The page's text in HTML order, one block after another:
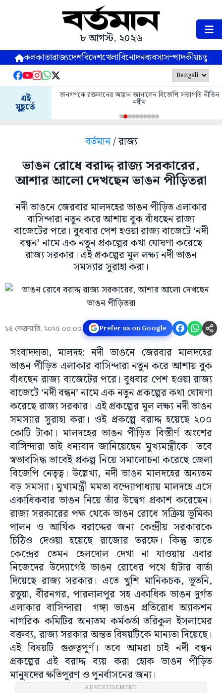
৮ আগস্ট, ২০২৬
কলকাতারাজ্যদেশবিদেশখেলাবিনোদনব্যবসাসম্পাদকীয়
এই
মুহূর্তে
জনগণকে রক্তদানের আহ্বান জানালেন বিজেপি সভাপতি নীতিন
নবীন
বর্তমান/ রাজ্য
ভাঙন রোধে বরাদ্দ রাজ্য সরকারের,
আশার আলো দেখছেন ভাঙন পীড়িতরা
নদী ভাঙনে জেরবার মালদহের ভাঙন পীড়িত এলাকার
বাসিন্দারা নতুন করে আশায় বুক বাঁধছেন রাজ্য
বাজেটের পরে। বুধবার পেশ হওয়া রাজ্য বাজেটে ‘নদী
বন্ধন’ নামে এক নতুন প্রকল্পের কথা ঘোষণা করেছে
রাজ্য সরকার। এই প্রকল্পের মূল লক্ষ্য নদী ভাঙন
সমস্যার সুরাহা করা।
১৪ ফেব্রুয়ারি, ২০২৫ ০০:০০ Prefer us on Google
সংবাদদাতা, মালদহ: নদী ভাঙনে জেরবার মালদহের
ভাঙন পীড়িত এলাকার বাসিন্দারা নতুন করে আশায় বুক
বাঁধছেন রাজ্য বাজেটের পরে। বুধবার পেশ হওয়া রাজ্য
বাজেটে ‘নদী বন্ধন’ নামে এক নতুন প্রকল্পের কথা ঘোষণা
করেছে রাজ্য সরকার। এই প্রকল্পের মূল লক্ষ্য নদী ভাঙন
সমস্যার সুরাহা করা। ওই প্রকল্পে বরাদ্দ হয়েছে ২০০
কোটি টাকা। মালদহের ভাঙন পীড়িত বিস্তীর্ণ অংশের
বাসিন্দারা তাই ধন্যবাদ জানিয়েছেন মুখ্যমন্ত্রীকে। তবে
স্বভাবসিদ্ধ ভাবেই প্রকল্প নিয়ে সমালোচনা করেছে জেলা
বিজেপি নেতৃত্ব। উল্লেখ্য, নদী ভাঙন মালদহের অন্যতম
বড় সমস্যা। মুখ্যমন্ত্রী মমতা বন্দ্যোপাধ্যায় মালদহে এসে
একাধিকবার ভাঙন নিয়ে তাঁর উদ্বেগ প্রকাশ করেছেন।
রাজ্য সরকারের পক্ষ থেকে ভাঙন রোধে সক্রিয় ভূমিকা
পালন ও আর্থিক বরাদ্দের জন্য কেন্দ্রীয় সরকারকে
চিঠিও দেওয়া হয়েছে রাজ্যের তরফে। কিন্তু তাতে
কেন্দ্রের তেমন হেলদোল দেখা না যাওয়ায় এবার
নিজেদের উদ্যোগেই ভাঙন রোধের পথে হাঁটার বার্তা
দিয়েছে রাজ্য সরকার। এতে খুশি মানিকচক, ভূতনি,
রতুয়া, বীরনগর, পারলালপুর সহ একাধিক ভাঙন দুর্গত
এলাকার বাসিন্দারা। গঙ্গা ভাঙন প্রতিরোধ অ্যাকশন
নাগরিক কমিটির অন্যতম কর্মকর্তা তরিকুল ইসলামের
বক্তব্য, রাজ্য সরকার অন্তত বিষয়টিকে মান্যতা দিয়েছে।
এই বিষয়টি গুরুত্বপূর্ণ। তবে আমরা চাই নদী বন্ধন
প্রকল্পের এই বরাদ্দ ব্যয় করা হোক ভাঙন পীড়িত
মানুষদের ক্ষতিপূরণ ও পুনর্বাসনের জন্য।
ADVERTISEMENT